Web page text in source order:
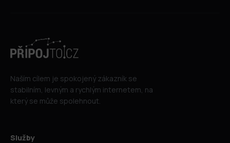
Naším cílem je spokojený zákazník se
stabilním, levným a rychlým internetem, na
který se může spolehnout.
Služby